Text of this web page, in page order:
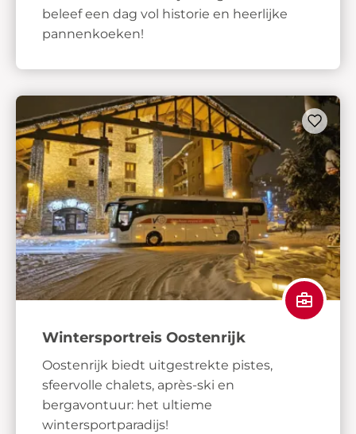
beleef een dag vol historie en heerlijke
pannenkoeken!
Wintersportreis Oostenrijk
Oostenrijk biedt uitgestrekte pistes,
sfeervolle chalets, après-ski en
bergavontuur: het ultieme
wintersportparadijs!